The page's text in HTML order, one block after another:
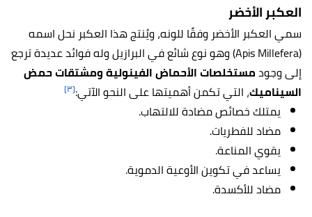
العكبر الأخضر
سمي العكبر الأخضر وفقًا للونه، ويُنتج هذا العكبر نحل اسمه
(Apis Millefera) وهو نوع شائع في البرازيل
وله فوائد عديدة ترجع
إلى وجودمستخلصات الأحماض الفينولية ومشتقات حمض
السيناميك، التي تكمن أهميتها على النحو الآتي:[٣]
يمتلك خصائص مضادة للالتهاب.
مضاد للفطريات.
يقوي المناعة.
يساعد في تكوين الأوعية الدموية.
مضاد للأكسدة.